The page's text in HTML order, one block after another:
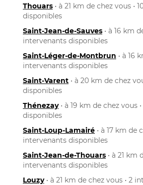
Thouars • à 21 km de chez vous •
disponibles
Saint-Jean-de-Sauves • à 16 km
intervenants disponibles
Saint-Léger-de-Montbrun • à 16
intervenants disponibles
Saint-Varent • à 20 km de chez
disponibles
Thénezay• à 19 km de chez vous
disponibles
Saint-Loup-Lamairé • à 17 km de
intervenants disponibles
Saint-Jean-de-Thouars • à 21 km
intervenants disponibles
Louzy• à 21 km de chez vous • 2